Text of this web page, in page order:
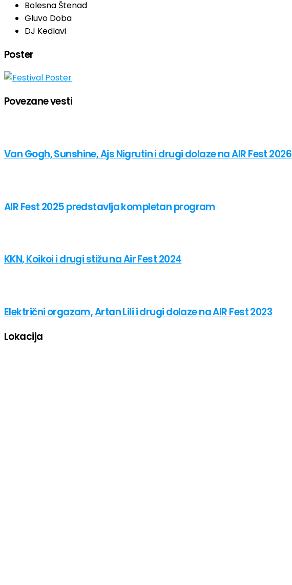
Bolesna Štenad
Gluvo Doba
DJ Kedlavi
Poster
Povezane vesti
Van Gogh, Sunshine, Ajs Nigrutin i drugi dolaze na AIR Fest 2026
AIR Fest 2025 predstavlja kompletan program
KKN, Koikoi i drugi stižu na Air Fest 2024
Električni orgazam, Artan Lili i drugi dolaze na AIR Fest 2023
Lokacija